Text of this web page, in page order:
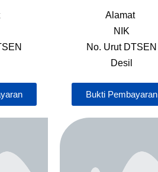
Alamat
NIK
No. Urut DTSEN
Desil
Bukti Pembayaran